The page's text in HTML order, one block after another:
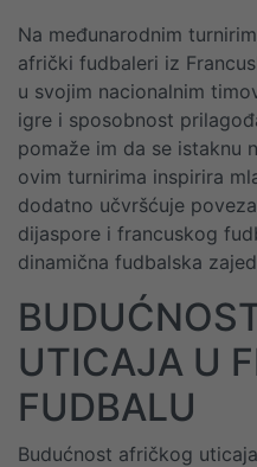
Na međunarodnim
afrički fudbaleri iz
u svojim nacionalnim
igre i sposobnost
pomaže im da se istaknu
ovim turnirima inspirira
dodatno učvršćuje
dijaspore i francuskog
dinamična fudbalska
UTICAJA U
FUDBALU
Budućnost afričkog